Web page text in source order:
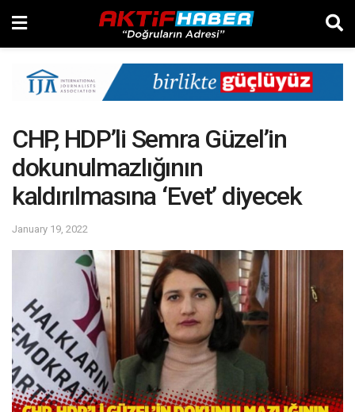
CHP, HDP’li Semra Güzel’in
dokunulmazlığının
kaldırılmasına ‘Evet’ diyecek
January 19, 2022